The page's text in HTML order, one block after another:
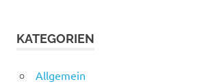
KATEGORIEN
Allgemein